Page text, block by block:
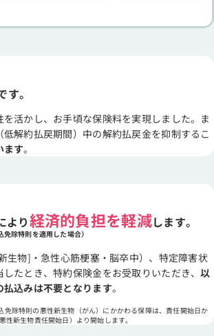
す。
活かし、お手頃な保険料を実現しました。ま
解約払戻期間）中の解約払戻金を抑制するこ
ます。
より経済的負担を軽減します。
免除特則を適用した場合）
生物]・急性心筋梗塞・脳卒中）、特定障害状
たとき、特約保険金をお受取りいただき、以
込みは不要となります。
免除特則の悪性新生物（がん）にかかわる保障は、責任開始日か
性新生物責任開始日）より開始します。